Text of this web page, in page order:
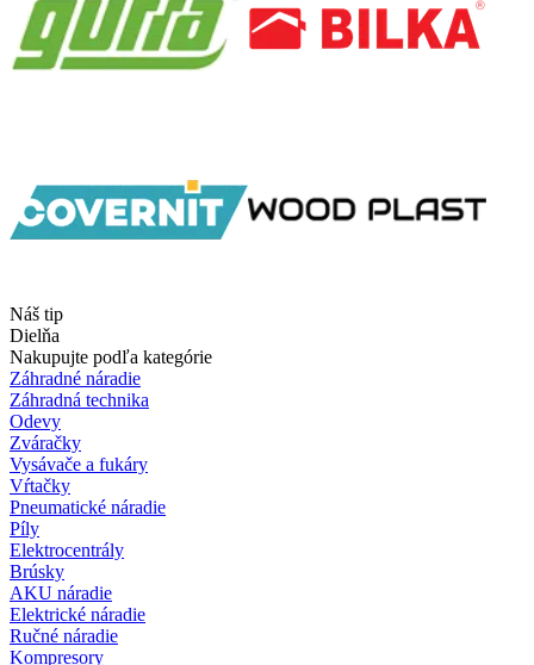
Náš tip
Dielňa
Nakupujte podľa kategórie
Záhradné náradie
Záhradná technika
Odevy
Zváračky
Vysávače a fukáry
Vŕtačky
Pneumatické náradie
Píly
Elektrocentrály
Brúsky
AKU náradie
Elektrické náradie
Ručné náradie
Kompresory